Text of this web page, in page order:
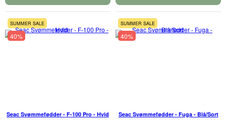
SUMMER SALE
40%
Seac Svømmefødder - F-100 Pro - Hvid
SUMMER SALE
40%
Seac Svømmefødder - Fuga - Blå/Sort